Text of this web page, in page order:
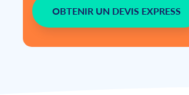
OBTENIR UN DEVIS EXPRESS